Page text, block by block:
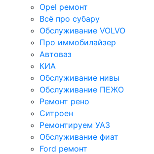
Opel ремонт
Всё про субару
Обслуживание VOLVO
Про иммобилайзер
Автоваз
КИА
Обслуживание нивы
Обслуживание ПЕЖО
Ремонт рено
Ситроен
Ремонтируем УАЗ
Обслуживание фиат
Ford ремонт